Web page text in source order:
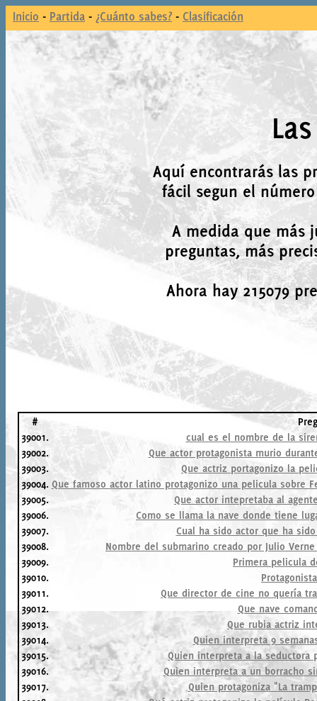
Inicio - Partida - ¿Cuánto sabes? - Clasificación
Aquí encontrarás las
fácil segun el
A medida que más
preguntas, más
Ahora hay 215079
#
39001.
cual es el nombre de la
39002.
Que actor protagonista murio
39003.
Que actriz portagonizo la
39004. Que famoso actor latino protagonizo una pelicula sobre
39005.
Que actor intepretaba al
39006.
Como se llama la nave donde tiene
39007.
Cual ha sido actor que ha
39008.
Nombre del submarino creado por Julio
39009.
Primera pelicula
39010.
39011.
Que director de cine no quería
39012.
Que nave
39013.
Que rubia actriz
39014.
Quien interpreta 9
39015.
Quien interpreta a la seductora
39016.
Quien interpreta a un borracho
39017.
Quien protagoniza "La